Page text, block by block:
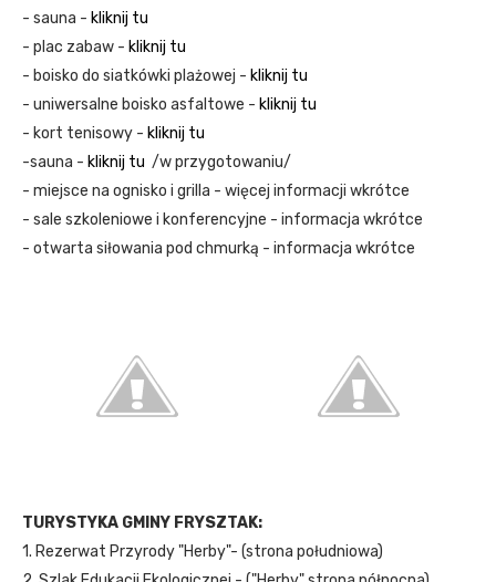
- sauna - kliknij tu
- plac zabaw - kliknij tu
- boisko do siatkówki plażowej - kliknij tu
- uniwersalne boisko asfaltowe - kliknij tu
- kort tenisowy - kliknij tu
-sauna - kliknij tu /w przygotowaniu/
- miejsce na ognisko i grilla - więcej informacji wkrótce
- sale szkoleniowe i konferencyjne - informacja wkrótce
- otwarta siłowania pod chmurką - informacja wkrótce
TURYSTYKA GMINY FRYSZTAK:
1. Rezerwat Przyrody "Herby"- (strona południowa)